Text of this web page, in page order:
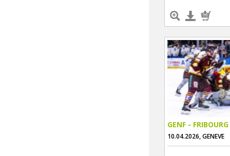
GENF - FRIBOURG
10.04.2026, GENEVE